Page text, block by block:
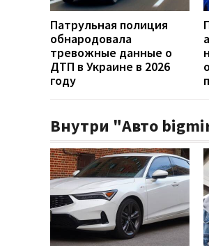
Патрульная полиция
обнародовала
тревожные данные о
ДТП в Украине в 2026
году
Внутри "Авто